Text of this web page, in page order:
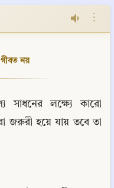
⋮
নয়
সাধনের লক্ষ্যে কারো
জরুরী হয়ে যায় তবে তা